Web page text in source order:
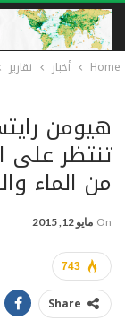
Home أخبار تقارير
هيومن
تنتظر على
من الماء
On مايو 12, 2015
743
Share